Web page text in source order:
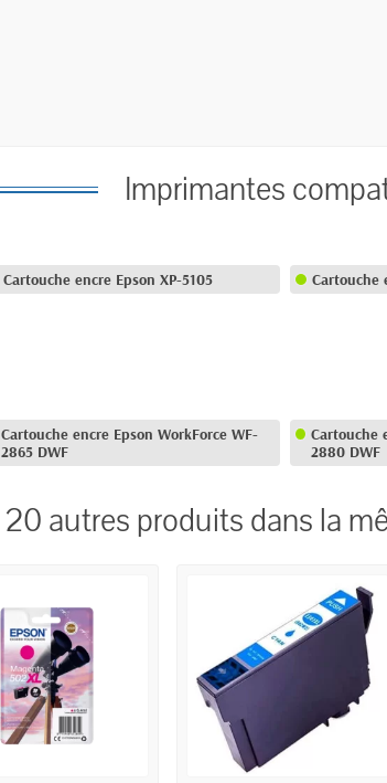
Imprimantes
Cartouche encre Epson XP-5105 Cartouche
Cartouche encre Epson WorkForce WF-
2865 DWF
Cartouche
2880 DWF
20 autres produits dans la